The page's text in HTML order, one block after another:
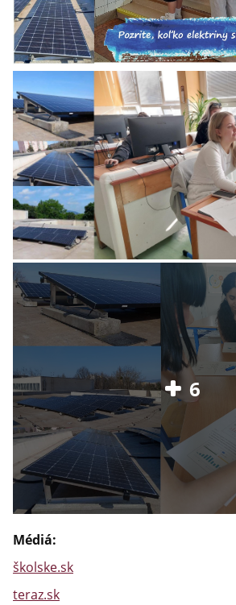
6
Médiá:
školske.sk
teraz.sk